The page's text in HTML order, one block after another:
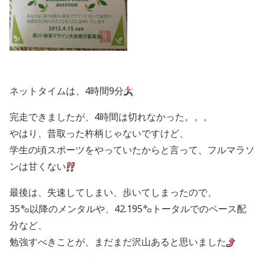
ネットタイムは、4時間9分
完走できましたが、4時間は切れなかった。。。
やはり、昔取った杵柄じゃないですけど、
学生の頃スポーツをやっていたからと言って、フルマラソ
ンは甘くない
最後は、失速してしまい、歩いてしまったので、
35㌔以降のメンタルや、42.195㌔トータルでのペース配
分など、
勉強すべきことが、まだまだ沢山あると思いました